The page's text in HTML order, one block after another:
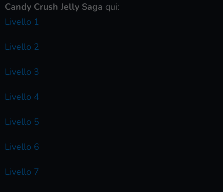
Candy Crush Jelly Saga qui:
Livello 1
Livello 2
Livello 3
Livello 4
Livello 5
Livello 6
Livello 7